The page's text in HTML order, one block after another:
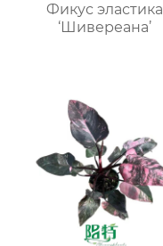
Фикус эластика
‘Шивереана’